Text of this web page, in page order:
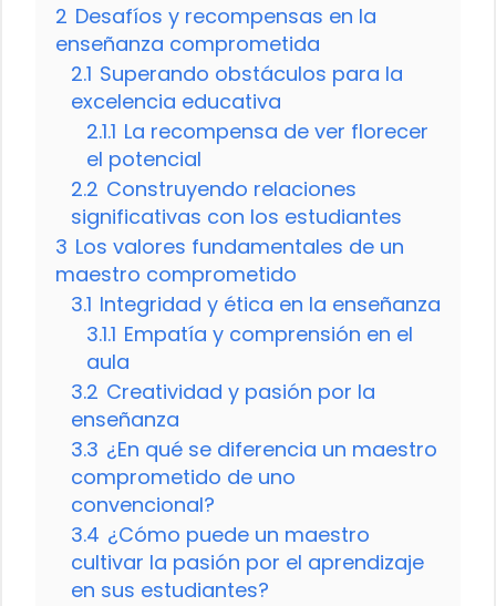
2 Desafíos y recompensas en la
enseñanza comprometida
2.1 Superando obstáculos para la
excelencia educativa
2.1.1 La recompensa de ver florecer
el potencial
2.2 Construyendo relaciones
significativas con los estudiantes
3 Los valores fundamentales de un
maestro comprometido
3.1 Integridad y ética en la enseñanza
3.1.1 Empatía y comprensión en el
aula
3.2 Creatividad y pasión por la
enseñanza
3.3 ¿En qué se diferencia un maestro
comprometido de uno
convencional?
3.4 ¿Cómo puede un maestro
cultivar la pasión por el aprendizaje
en sus estudiantes?